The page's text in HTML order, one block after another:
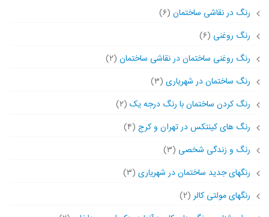
رنگ در نقاشی ساختمان (۶)
رنگ روغنی (۶)
رنگ روغنی ساختمان در نقاشی ساختمان (۲)
رنگ ساختمان در شهریاری (۳)
رنگ کردن ساختمان با رنگ درجه یک (۲)
رنگ های کینتکس در تهران و کرج (۴)
رنگ و زندگی شخصی (۳)
رنگهای جدید ساختمان در شهریاری (۳)
رنگهای مولتی کالر (۲)